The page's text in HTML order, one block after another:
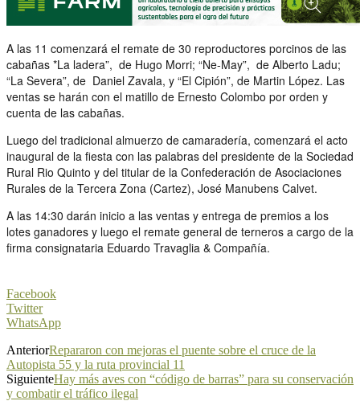
A las 11 comenzará el remate de 30 reproductores porcinos de las
cabañas *La ladera”, de Hugo Morri; “Ne-May”, de Alberto Ladu;
“La Severa”, de Daniel Zavala, y “El Cipión”, de Martin López. Las
ventas se harán con el matillo de Ernesto Colombo por orden y
cuenta de las cabañas.
Luego del tradicional almuerzo de camaradería, comenzará el acto
inaugural de la fiesta con las palabras del presidente de la Sociedad
Rural Rio Quinto y del titular de la Confederación de Asociaciones
Rurales de la Tercera Zona (Cartez), José Manubens Calvet.
A las 14:30 darán inicio a las ventas y entrega de premios a los
lotes ganadores y luego el remate general de terneros a cargo de la
firma consignataria Eduardo Travaglia & Compañía.
Facebook
Twitter
WhatsApp
AnteriorRepararon con mejoras el puente sobre el cruce de la
Autopista 55 y la ruta provincial 11
SiguienteHay más aves con “código de barras” para su conservación
y combatir el tráfico ilegal